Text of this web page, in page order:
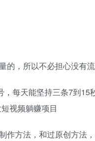
的，所以不必担心没有
每天能坚持三条7到
视频躺赚项目
作方法，和过原创方法